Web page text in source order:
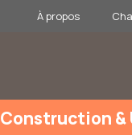
À propos
Construction &